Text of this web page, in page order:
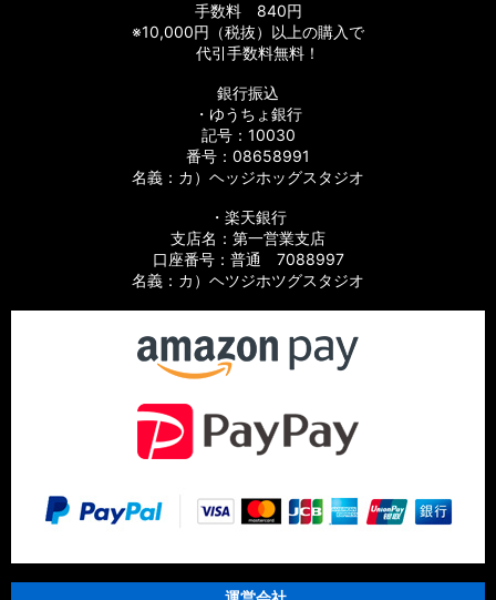
手数料 840円
※10,000円（税抜）以上の購入で
代引手数料無料！
銀行振込
・ゆうちょ銀行
記号：10030
番号：08658991
名義：カ）ヘッジホッグスタジオ
・楽天銀行
支店名：第一営業支店
口座番号：普通 7088997
名義：カ）ヘツジホツグスタジオ